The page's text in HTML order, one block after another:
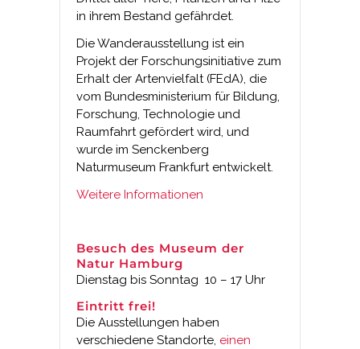
in ihrem Bestand gefährdet.
Die Wanderausstellung ist ein
Projekt der Forschungsinitiative zum
Erhalt der Artenvielfalt (FEdA), die
vom Bundesministerium für Bildung,
Forschung, Technologie und
Raumfahrt gefördert wird, und
wurde im Senckenberg
Naturmuseum Frankfurt entwickelt.
Weitere Informationen
Besuch des Museum der
Natur Hamburg
Dienstag bis Sonntag 10 – 17 Uhr
Eintritt frei!
Die Ausstellungen haben
verschiedene Standorte, einen